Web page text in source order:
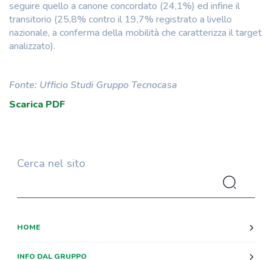
seguire quello a canone concordato (24,1%) ed infine il
transitorio (25,8% contro il 19,7% registrato a livello
nazionale, a conferma della mobilità che caratterizza il target
analizzato).
Fonte: Ufficio Studi Gruppo Tecnocasa
Scarica PDF
Cerca nel sito
HOME
INFO DAL GRUPPO